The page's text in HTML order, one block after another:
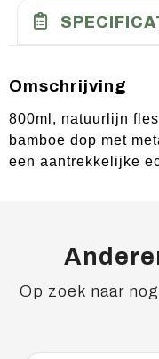
Omschrijving
800ml, natuurlijn
bamboe dop met
een aantrekkelijke
Op zoek naar